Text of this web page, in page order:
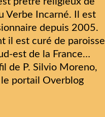
Verbe Incarné. Il est
depuis 2005.
il est curé de paroisse
est de la France…
de P. Silvio Moreno,
portail Overblog